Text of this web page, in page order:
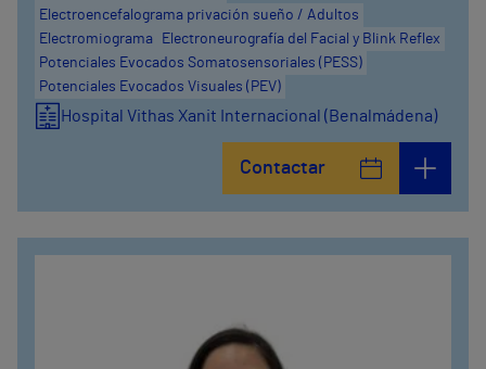
Electroencefalograma privación sueño / Adultos
Electromiograma
Electroneurografía del Facial y Blink Reflex
Potenciales Evocados Somatosensoriales (PESS)
Potenciales Evocados Visuales (PEV)
Hospital Vithas Xanit Internacional (Benalmádena)
Contactar